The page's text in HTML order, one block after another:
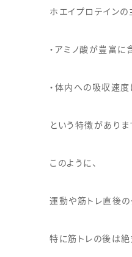
ホエイプロテインの
・アミノ酸が豊富に
・体内への吸収速度
という特徴がありま
このように、
運動や筋トレ直後の
特に筋トレの後は絶